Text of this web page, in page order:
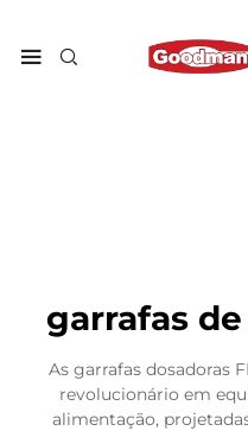
garrafas
As garrafas dosadoras
revolucionário em
alimentação,